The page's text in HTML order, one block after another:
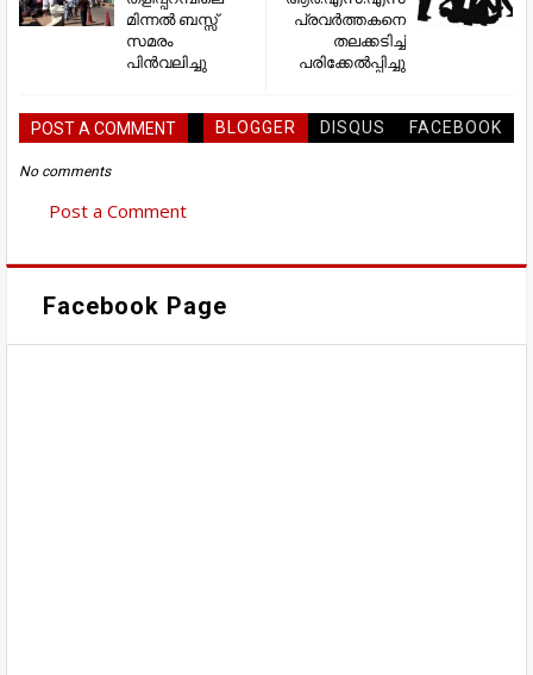
പ്രവര്‍ത്തകനെ
തലക്കടിച്ച്
പരിക്കേല്‍പ്പിച്ചു
മിന്നല്‍ ബസ്സ്
സമരം
പിന്‍വലിച്ചു
POST A COMMENT BLOGGER DISQUS FACEBOOK
No comments
Post a Comment
Facebook Page